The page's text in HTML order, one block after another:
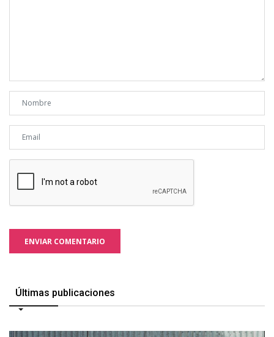
ENVIAR COMENTARIO
Últimas publicaciones